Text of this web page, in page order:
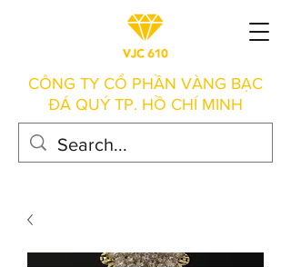
CÔNG TY CỔ PHẦN VÀNG BẠC
ĐÁ QUÝ TP. HỒ CHÍ MINH